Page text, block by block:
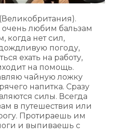
любим бальзам
когда нет сил,
погоду,
ехать на работу,
на помощь.
чайную ложку
напитка. Сразу
силы. Всегда
в путешествия или
Протираешь им
и выпиваешь с